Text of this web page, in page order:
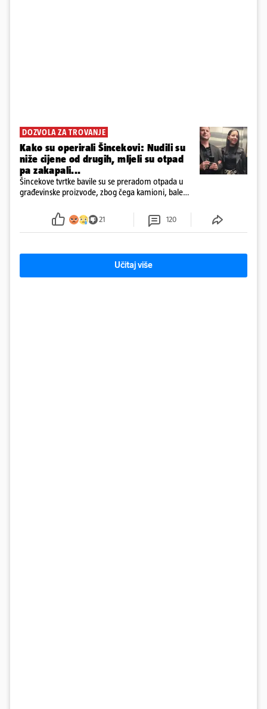
DOZVOLA ZA TROVANJE
Kako su operirali Šincekovi: Nudili su
niže cijene od drugih, mljeli su otpad
pa zakapali...
Šincekove tvrtke bavile su se preradom otpada u
građevinske proizvode, zbog čega kamioni, bale
21 120
Učitaj više